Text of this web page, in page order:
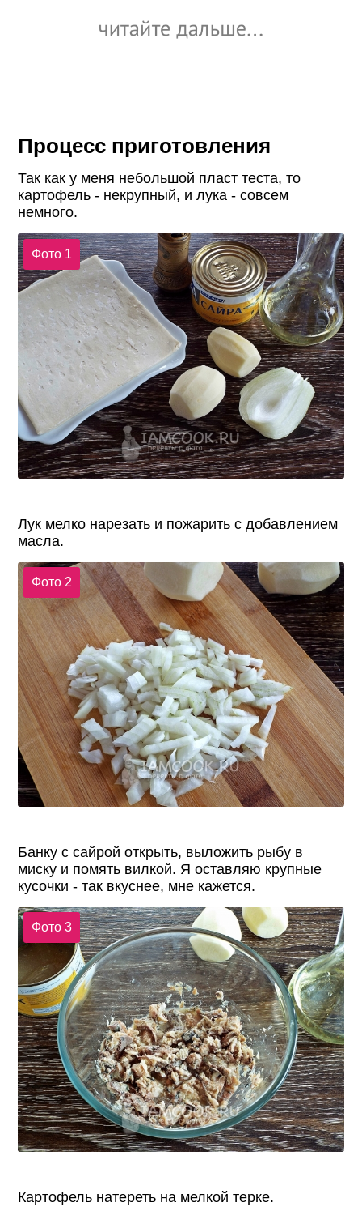
Процесс приготовления
Так как у меня небольшой пласт теста, то
картофель - некрупный, и лука - совсем
немного.
Фото 1
Лук мелко нарезать и пожарить с добавлением
масла.
Фото 2
Банку с сайрой открыть, выложить рыбу в
миску и помять вилкой. Я оставляю крупные
кусочки - так вкуснее, мне кажется.
Фото 3
Картофель натереть на мелкой терке.